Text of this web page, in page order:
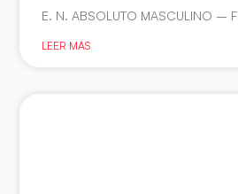
E. N. ABSOLUTO MASCULINO –
LEER MÁS